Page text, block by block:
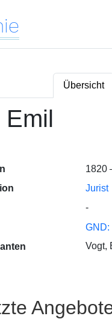
Übersicht
Emil
1820
Jurist
-
GND:
Vogt,